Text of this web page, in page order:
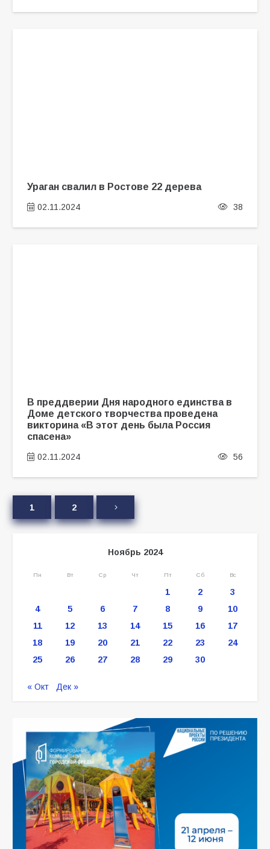
Ураган свалил в Ростове 22 дерева
02.11.2024 38
В преддверии Дня народного единства в
Доме детского творчества проведена
викторина «В этот день была Россия
спасена»
02.11.2024 56
1 2
Ноябрь 2024
Пн Вт Ср Чт Пт Сб Вс
1 2
3
4
5 6 7 8 9
10
11
12 13 14 15 16
17
18
19 20 21 22 23
24
25
26 27 28 29 30
« Окт Дек »